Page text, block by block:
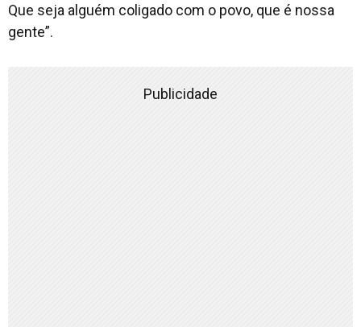
Que seja alguém coligado com o povo, que é nossa
gente”.
Publicidade